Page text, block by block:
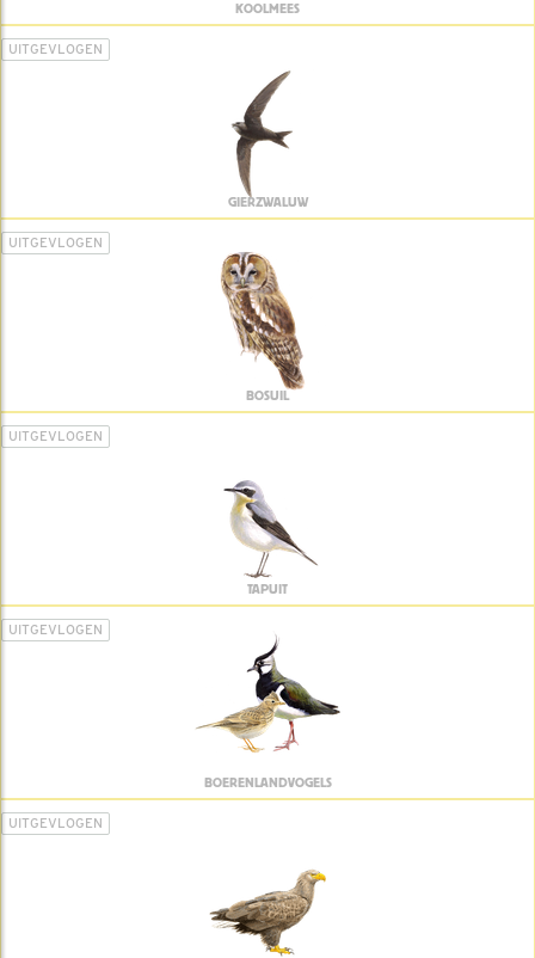
KOOLMEES
UITGEVLOGEN
GIERZWALUW
UITGEVLOGEN
BOSUIL
UITGEVLOGEN
TAPUIT
UITGEVLOGEN
BOERENLANDVOGELS
UITGEVLOGEN